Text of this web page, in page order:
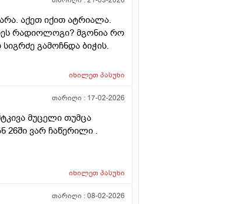
აქეთ იქით ატრიალა.
რადიოლოგი? მგონია რო
გამოჩნდა ბიჭის.
იხილეთპასუხი
თარიღი : 17-02-2026
მუცელი თუმცა
26ში ვარ ჩაწერილი .
იხილეთპასუხი
თარიღი :08-02-2026